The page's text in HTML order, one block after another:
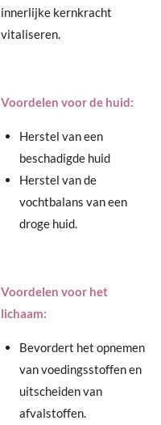
innerlijke kernkracht
vitaliseren.
Voordelen voor de huid:
Herstel van een
beschadigde huid
Herstel van de
vochtbalans van een
droge huid.
Voordelen voor het
lichaam:
Bevordert het opnemen
van voedingsstoffen en
uitscheiden van
afvalstoffen.